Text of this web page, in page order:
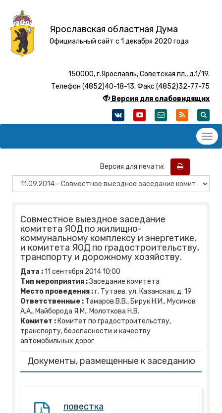
Ярославская областная Дума
Официальный сайт с 1 декабря 2020 года
150000, г.Ярославль, Советская пл., д.1/19.
Телефон (4852)40-18-13, Факс (4852)32-77-75
Версия для слабовидящих
Версия для печати:
Совместное выездное заседание
комитета ЯОД по жилищно-
коммунальному комплексу и энергетике,
и комитета ЯОД по градостроительству,
транспорту и дорожному хозяйству.
Дата :11 сентября 201410:00
Тип мероприятия :Заседание комитета
Место проведения :г. Тутаев, ул. Казанская, д. 19
Ответственные : Тамаров В.В., Бирук Н.И., Мусинов
А.А., Майборода Я.М., Молоткова Н.В.
Комитет : Комитет по градостроительству,
транспорту, безопасности и качеству
автомобильных дорог
Документы, размещенные к заседанию
повестка